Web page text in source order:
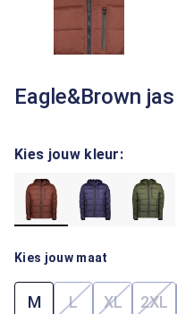
Eagle&Brown jas
Kies jouw kleur:
Kies jouw maat
M L(Deze optie is
XL(Deze2XL